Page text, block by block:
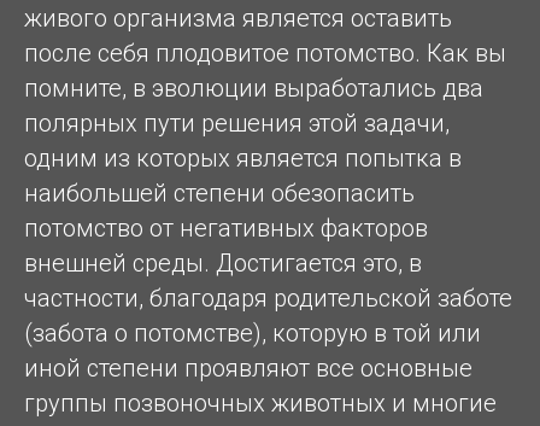
живого организма является оставить
после себя плодовитое потомство. Как вы
помните, в эволюции выработались два
полярных пути решения этой задачи,
одним из которых является попытка в
наибольшей степени обезопасить
потомство от негативных факторов
внешней среды. Достигается это, в
частности, благодаря родительской заботе
(забота о потомстве), которую в той или
иной степени проявляют все основные
группы позвоночных животных и многие